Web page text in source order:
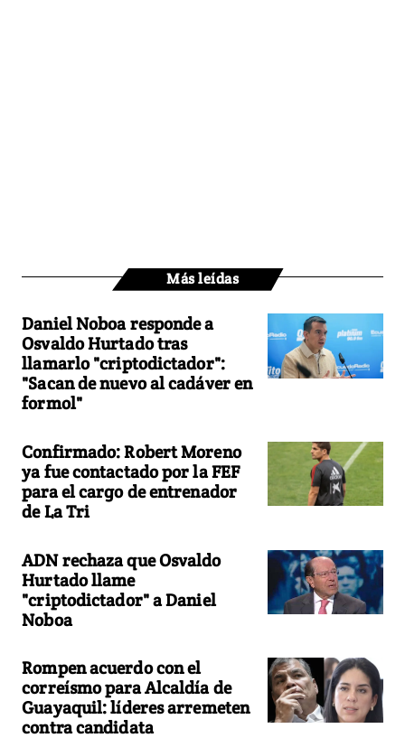
Más leídas
Daniel Noboa responde a
Osvaldo Hurtado tras
llamarlo "criptodictador":
"Sacan de nuevo al cadáver en
formol"
Confirmado: Robert Moreno
ya fue contactado por la FEF
para el cargo de entrenador
de La Tri
ADN rechaza que Osvaldo
Hurtado llame
"criptodictador" a Daniel
Noboa
Rompen acuerdo con el
correísmo para Alcaldía de
Guayaquil: líderes arremeten
contra candidata